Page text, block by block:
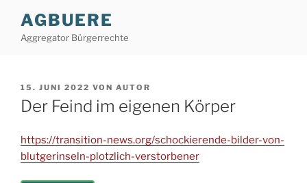
Inhalt
springen
AGBUERE
Aggregator Bürgerrechte
VERÖFFENTLICHT
AM
15. JUNI 2022 VON AUTOR
Der Feind im eigenen Körper
https://transition-news.org/schockierende-bilder-von-
blutgerinseln-plotzlich-verstorbener